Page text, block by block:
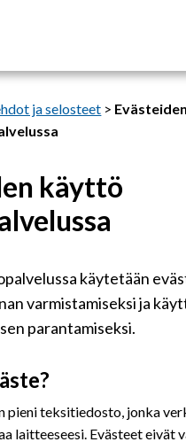
ja selosteet > Evästeiden
käyttö
käytetään
varmistamiseksi ja
parantamiseksi.
pieni teksitiedosto, jonka
laitteeseesi. Evästeet eivät